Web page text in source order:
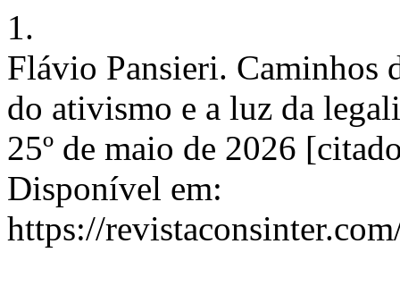
1.
Flávio Pansieri. Caminhos
do ativismo e a luz da
25º de maio de 2026
Disponível em:
https://